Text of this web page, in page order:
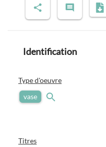
Identification
Type d'oeuvre
vase
Titres